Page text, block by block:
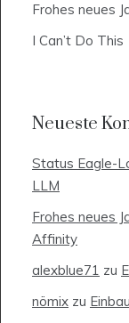
Frohes neues
I Can’t Do This
Neueste
Status Eagle-
LLM
Frohes neues
Affinity
alexblue71 zu
nömix zu